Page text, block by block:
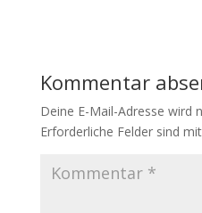
Kommentar
Deine E-Mail-Adresse wird
Erforderliche Felder sind mit